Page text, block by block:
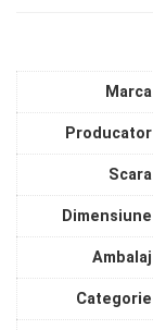
Marca
Producator
Scara
Dimensiune
Ambalaj
Categorie